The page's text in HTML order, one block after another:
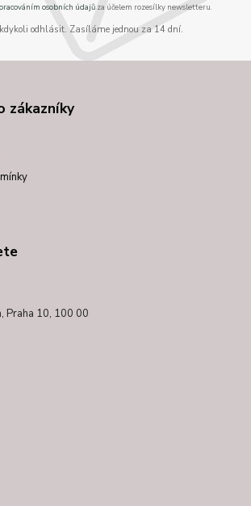
osobních údajůza účelem rozesílky newsletteru.
kdykoli odhlásit. Zasíláme jednou za 14 dní.
zákazníky
Praha 10, 100 00